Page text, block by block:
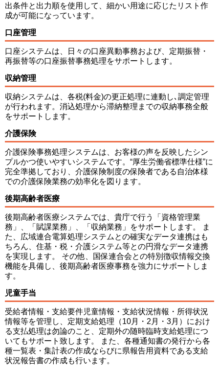
出条件と出力順を使用して、細かい用途に応じたリスト作
成が可能になっています。
口座管理
口座システムは、日々の口座異動事務および、定期振替・
再振替等の口座振替事務処理をサポートします。
収納管理
収納システムは、各税(料金)の更正処理に連動し､調定管理
が行われます。消込処理から滞納整理までの収納事務全般
をサポートします。
介護保険
介護保険事務処理システムは、お客様の声を反映したシン
プルかつ使いやすいシステムです。“厚生労働省標準仕様”に
完全準拠しており、介護保険制度の保険者である自治体様
での介護保険業務の効率化を図ります。
後期高齢者医療
後期高齢者医療システムでは、貴庁で行う「資格管理業
務」、「賦課業務」、「収納業務」をサポートします。 ま
た、広域連合電算処理システムとの確実なデータ連携はも
ちろん、住基・税・介護システム等との円滑なデータ連携
を実現します。 その他、国保連合会との特別徴収情報交換
機能を具備し、後期高齢者医療事務を強力にサポートしま
す。
児童手当
受給者情報・支給要件児童情報・支給状況情報・所得状況
情報等を管理し、定期支給処理（10月・2月・3月）におけ
る支払処理は勿論のこと、定期外の随時臨時支給処理につ
いてもサポート致します。 また、各種通知書の発行から各
種一覧表・集計表の作成ならびに県報告用資料である支給
状況報告書の作成も行います。